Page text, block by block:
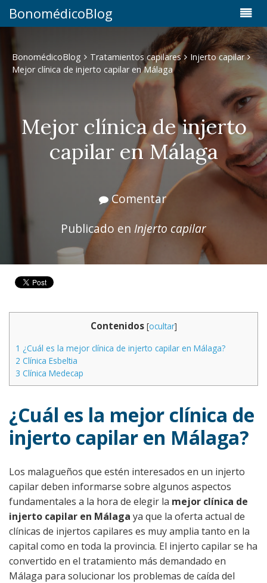
BonomédicoBlog
BonomédicoBlog Tratamientos capilares
Injerto capilar
Mejor clínica de injerto capilar en Málaga
Mejor clínica de injerto
capilar en Málaga
Comentar
Publicado en Injerto capilar
Contenidos [ocultar]
1 ¿Cuál es la mejor clínica de injerto capilar en Málaga?
2 Clínica Esbeltia
3 Clínica Medecap
¿Cuál es la mejor clínica de
injerto capilar en Málaga?
Los malagueños que estén interesados en un injerto
capilar deben informarse sobre algunos aspectos
fundamentales a la hora de elegir la mejor clínica de
injerto capilar en Málaga ya que la oferta actual de
clínicas de injertos capilares es muy amplia tanto en la
capital como en toda la provincia. El injerto capilar se ha
convertido en el tratamiento más demandado en
Málaga para solucionar los problemas de caída del